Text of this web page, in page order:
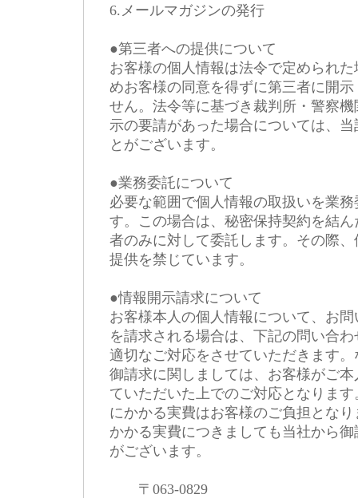
6.メールマガジンの発行
●第三者への提供について
お客様の個人情報は法令で定められ
めお客様の同意を得ずに第三者に開
せん。法令等に基づき裁判所・警察
示の要請があった場合については、
とがございます。
●業務委託について
必要な範囲で個人情報の取扱いを業
す。この場合は、秘密保持契約を結
者のみに対して委託します。その際
提供を禁じています。
●情報開示請求について
お客様本人の個人情報について、お
を請求される場合は、下記の問い合
適切なご対応をさせていただきます
御請求に関しましては、お客様がご
ていただいた上でのご対応となりま
にかかる実費はお客様のご負担とな
かかる実費につきましても当社から
がございます。
〒063-0829